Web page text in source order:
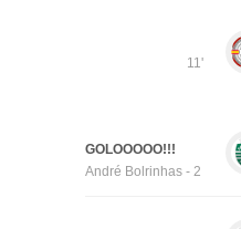
11'
GOLOOOOO!!!
André Bolrinhas - 2